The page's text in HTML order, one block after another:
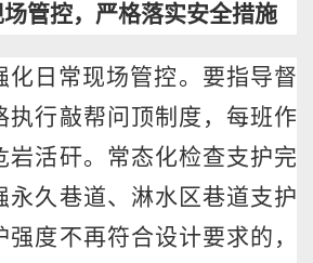
管控，严格落实安全措施
化日常现场管控。要指导督
执行敲帮问顶制度，每班作
岩活矸。常态化检查支护完
永久巷道、淋水区巷道支护
度不再符合设计要求的，